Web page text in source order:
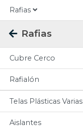
Rafias
Rafias
Cubre Cerco
Rafialón
Telas Plásticas Varias
Aislantes